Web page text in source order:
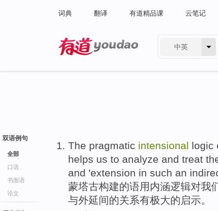
词典 翻译 有道精品课 云笔记
中英
双语例句
全部
口语
书面语
论文
The pragmatic intensional logic
helps us to analyze and treat
and 'extension in such an
蒙塔古构建的语用内涵逻辑对我
与外延间的关系有极大的启示。